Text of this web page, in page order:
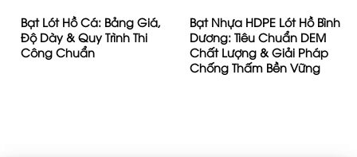
Bạt Lót Hồ Cá: Bảng Giá,
Độ Dày & Quy Trình Thi
Công Chuẩn
Bạt Nhựa HDPE Lót Hồ Bình
Dương: Tiêu Chuẩn DEM
Chất Lượng & Giải Pháp
Chống Thấm Bền Vững